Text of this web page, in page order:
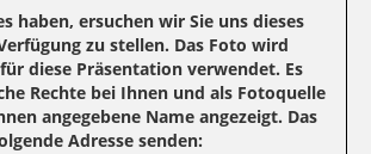
haben, ersuchen wir Sie uns dieses
zu stellen. Das Foto wird
diese Präsentation verwendet. Es
Rechte bei Ihnen und als Fotoquelle
angegebene Name angezeigt. Das
Adresse senden: